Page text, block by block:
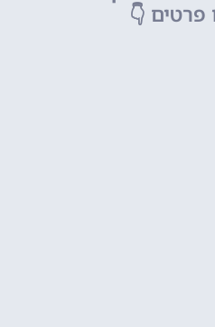
פרטים 👇